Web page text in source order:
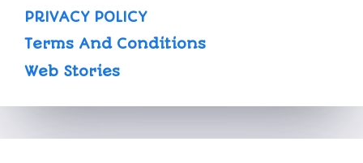
PRIVACY POLICY
Terms And Conditions
Web Stories